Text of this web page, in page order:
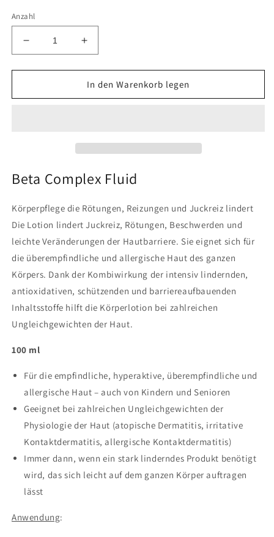
Anzahl
Verringere
die
Menge
CERAMOL
Erhöhe
die
Menge
für
CERAMOL
In den Warenkorb legen
Beta Complex Fluid
Körperpflege die Rötungen, Reizungen und Juckreiz lindert
Die Lotion lindert Juckreiz, Rötungen, Beschwerden und
leichte Veränderungen der Hautbarriere. Sie eignet sich für
die überempfindliche und allergische Haut des ganzen
Körpers. Dank der Kombiwirkung der intensiv lindernden,
antioxidativen, schützenden und barriereaufbauenden
Inhaltsstoffe hilft die Körperlotion bei zahlreichen
Ungleichgewichten der Haut.
100 ml
Für die empfindliche, hyperaktive, überempfindliche und
allergische Haut – auch von Kindern und Senioren
Geeignet bei zahlreichen Ungleichgewichten der
Physiologie der Haut (atopische Dermatitis, irritative
Kontaktdermatitis, allergische Kontaktdermatitis)
Immer dann, wenn ein stark linderndes Produkt benötigt
wird, das sich leicht auf dem ganzen Körper auftragen
lässt
Anwendung: